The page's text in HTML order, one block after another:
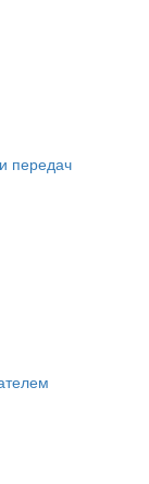
передач